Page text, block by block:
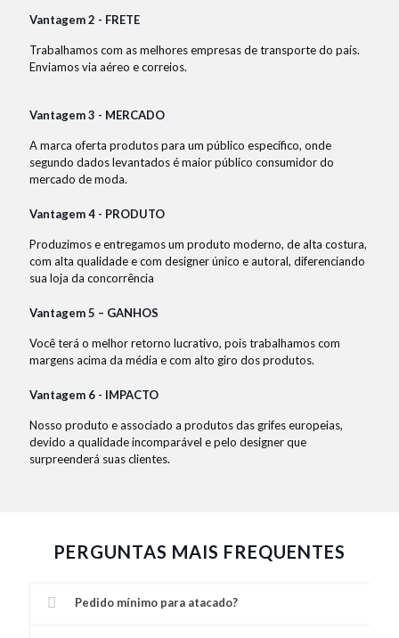
Vantagem 2 - FRETE
Trabalhamos com as melhores empresas de transporte do país.
Enviamos via aéreo e correios.
Vantagem 3 - MERCADO
A marca oferta produtos para um público específico, onde
segundo dados levantados é maior público consumidor do
mercado de moda.
Vantagem 4 - PRODUTO
Produzimos e entregamos um produto moderno, de alta costura,
com alta qualidade e com designer único e autoral, diferenciando
sua loja da concorrência
Vantagem 5 – GANHOS
Você terá o melhor retorno lucrativo, pois trabalhamos com
margens acima da média e com alto giro dos produtos.
Vantagem 6 - IMPACTO
Nosso produto e associado a produtos das grifes europeias,
devido a qualidade incomparável e pelo designer que
surpreenderá suas clientes.
PERGUNTAS MAIS FREQUENTES
Pedido mínimo para atacado?